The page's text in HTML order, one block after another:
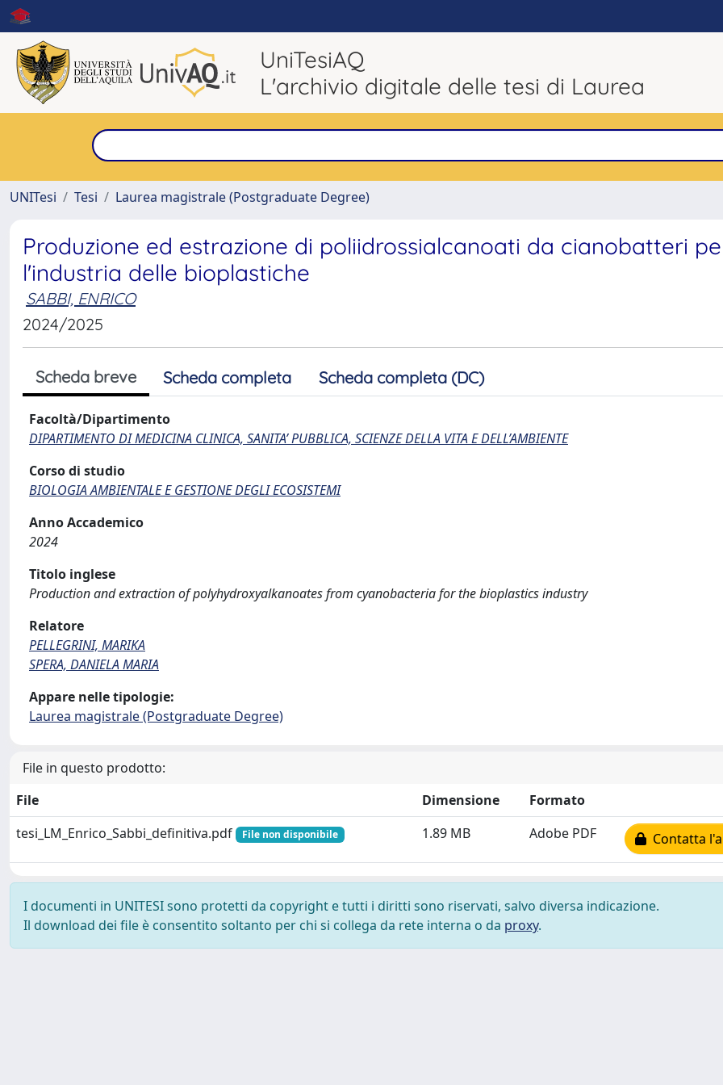
UniTesiAQ
L'archivio digitale delle tesi di Laurea
UNITesi
Tesi Laurea magistrale (Postgraduate Degree)
Produzione ed estrazione di poliidrossialcanoati da cianobatteri
l'industria delle bioplastiche
SABBI, ENRICO
2024/2025
Scheda breve Scheda completa Scheda completa (DC)
Facoltà/Dipartimento
DIPARTIMENTO DI MEDICINA CLINICA, SANITA’ PUBBLICA, SCIENZE DELLA VITA E DELL’AMBIENTE
Corso di studio
BIOLOGIA AMBIENTALE E GESTIONE DEGLI ECOSISTEMI
Anno Accademico
2024
Titolo inglese
Production and extraction of polyhydroxyalkanoates from cyanobacteria for the bioplastics industry
Relatore
PELLEGRINI, MARIKA
SPERA, DANIELA MARIA
Appare nelle tipologie:
Laurea magistrale (Postgraduate Degree)
File in questo prodotto:
File
Dimensione
Formato
tesi_LM_Enrico_Sabbi_definitiva.pdf
File non disponibile 1.89 MB Adobe PDF Contatta
I documenti in UNITESI sono protetti da copyright e tutti i diritti sono riservati, salvo diversa indicazione.
Il download dei file è consentito soltanto per chi si collega da rete interna o da proxy.